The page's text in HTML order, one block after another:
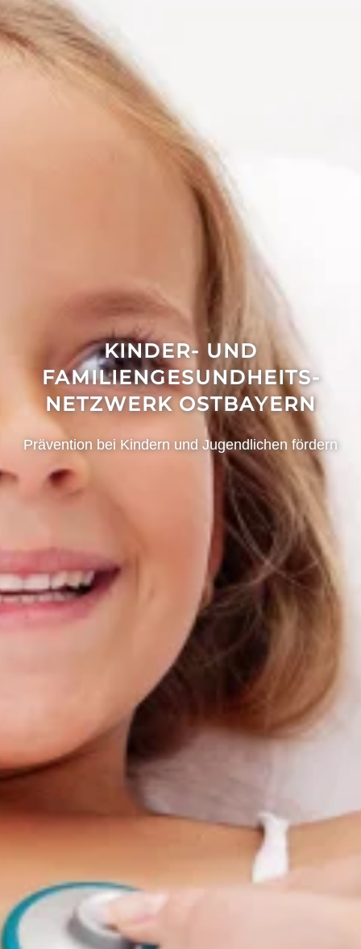
KINDER- UND
FAMILIENGESUNDHEITS­
NETZWERK OSTBAYERN
Prävention bei Kindern und Jugendlichen fördern